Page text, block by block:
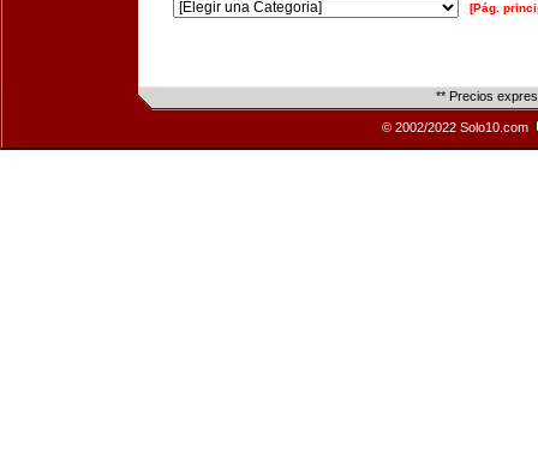
[Pág.
** Precios
© 2002/2022 Solo10.com